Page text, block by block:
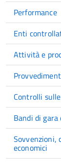
Performance
Enti
Attività e
Controlli
Bandi di
Sovvenzioni,
economici